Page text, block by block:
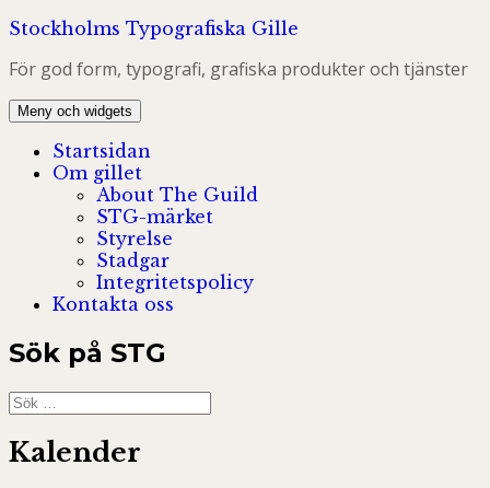
Hoppa
innehåll
Stockholms Typografiska Gille
För god form, typografi, grafiska produkter och tjänster
Meny och widgets
Startsidan
Om gillet
About The Guild
STG-märket
Styrelse
Stadgar
Integritetspolicy
Kontakta oss
Sök på STG
Sök
efter:
Kalender